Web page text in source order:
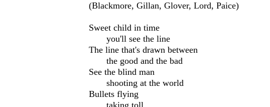
(Blackmore, Gillan, Glover, Lord, Paice)
Sweet child in time
you'll see the line
The line that's drawn between
the good and the bad
See the blind man
shooting at the world
Bullets flying
taking toll